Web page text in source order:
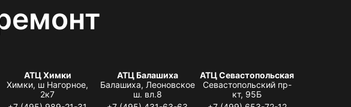
АТЦ Химки
Химки, ш Нагорное,
2к7
АТЦ Балашиха
Балашиха, Леоновское
ш. вл.8
АТЦ Севастопольская
Севастопольский пр-
кт, 95Б